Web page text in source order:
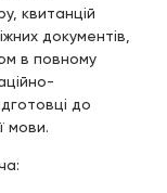
квитанцій
документів,
в повному
до
мови.